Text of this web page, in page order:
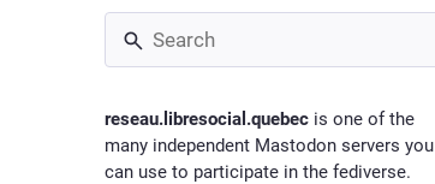
reseau.libresocial.quebec is one of the
many independent Mastodon servers you
can use to participate in the fediverse.